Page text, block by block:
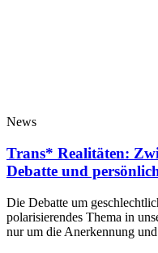
News
Trans* Realitäten:
Debatte und
Die Debatte um
polarisierendes Thema in
nur um die Anerkennung